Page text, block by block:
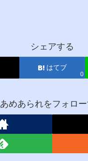
シェアする
はてブ
0
あめあられをフォロ